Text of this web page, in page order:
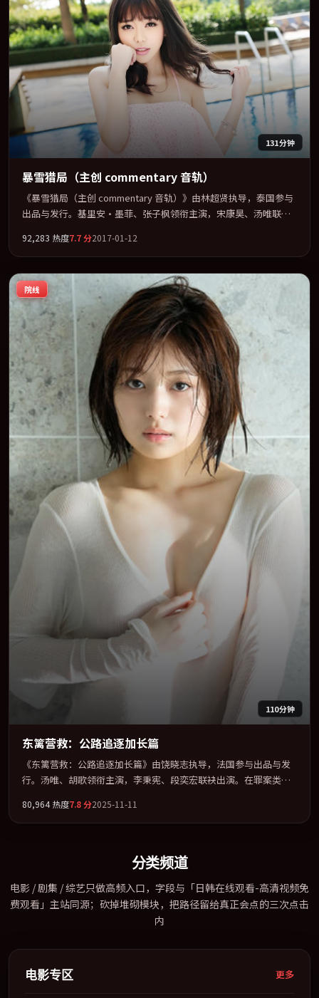
131分钟
暴雪猎局（主创 commentary 音轨）
《暴雪猎局（主创 commentary 音轨）》由林超贤执导，泰国参与
出品与发行。基里安·墨菲、张子枫领衔主演，宋康昊、汤唯联袂
类型为骨架，在叙事、表演与视听上力求统一。定于 2017-05-19 在
内地院线及主流平台同步亮相，2017 年度话题片中口碑稳健，适合
喜欢强情节与人物弧光的观众完整观看。
92,283 热度7.7分2017-01-12
院线
110分钟
东篱营救：公路追逐加长篇
《东篱营救：公路追逐加长篇》由饶晓志执导，法国参与出品与发
行。汤唯、胡歌领衔主演，李秉宪、段奕宏联袂出演。在罪案类型
在叙事、表演与视听上力求统一。定于 2025-02-15 在内地院线及主
流平台同步亮相，2025 年度话题片中口碑稳健，适合喜欢强情节与
80,964热度7.8分2025-11-11
分类频道
电影 / 剧集 / 综艺只做高频入口，字段与「日韩在线观看-高清视频免
费观看」主站同源；砍掉堆砌模块，把路径留给真正会点的三次点击
内
电影专区 更多